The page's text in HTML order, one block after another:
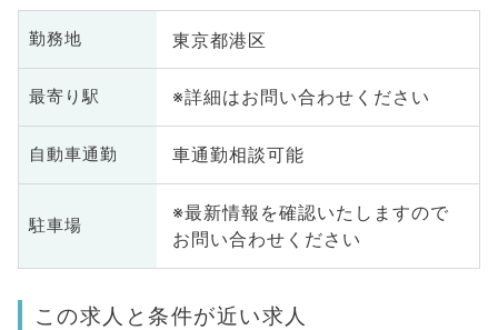
勤務地 東京都港区
最寄り駅 ※詳細はお問い合わせください
自動車通勤 車通勤相談可能
駐車場
※最新情報を確認いたしますので
お問い合わせください
この求人と条件が近い求人